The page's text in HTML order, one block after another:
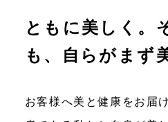
ともに美しく。
も、自らがまず
お客様へ美と健康をお届